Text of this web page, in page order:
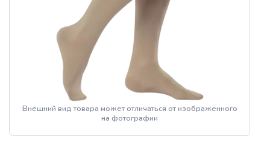
Внешний вид товара может отличаться от изображённого
на фотографии